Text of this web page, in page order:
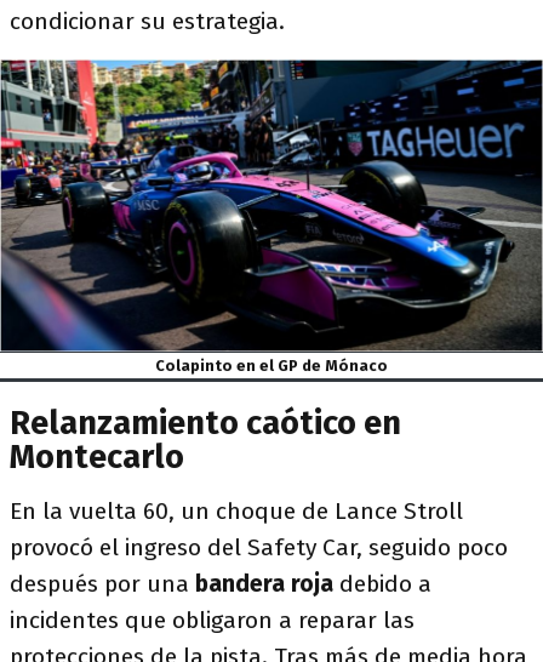
condicionar su estrategia.
Colapinto en el GP de Mónaco
Relanzamiento caótico en
Montecarlo
En la vuelta 60, un choque de Lance Stroll
provocó el ingreso del Safety Car, seguido poco
después por una bandera roja debido a
incidentes que obligaron a reparar las
protecciones de la pista. Tras más de media hora